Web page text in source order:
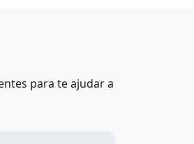
para te ajudar a